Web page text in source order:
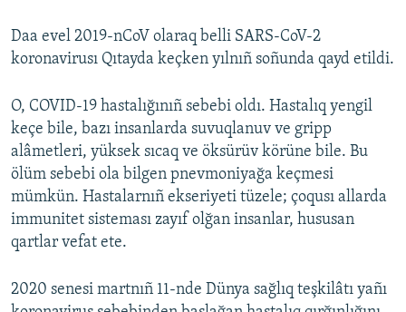
Daa evel 2019-nCoV olaraq belli SARS-CoV-2
koronavirusı Qıtayda keçken yılnıñ soñunda qayd etildi.
O, COVID-19 hastalığınıñ sebebi oldı. Hastalıq yengil
keçe bile, bazı insanlarda suvuqlanuv ve gripp
alâmetleri, yüksek sıcaq ve öksürüv körüne bile. Bu
ölüm sebebi ola bilgen pnevmoniyağa keçmesi
mümkün. Hastalarnıñ ekseriyeti tüzele; çoqusı allarda
immunitet sisteması zayıf olğan insanlar, hususan
qartlar vefat ete.
2020 senesi martnıñ 11-nde Dünya sağlıq teşkilâtı yañı